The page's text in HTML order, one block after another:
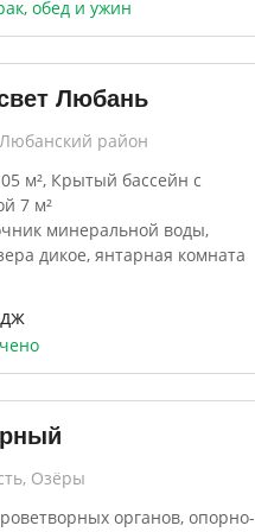
обед и ужин
Любань
район
м², Крытый бассейн с
7 м²
минеральной воды,
дикое, янтарная комната
Озёры
органов, опорно-